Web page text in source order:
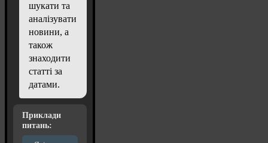
шукати та
аналізувати
новини, а
також
знаходити
статті за
датами.
Приклади
питань: